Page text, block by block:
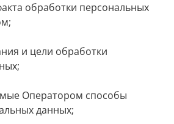
обработки персональных
и цели обработки
Оператором способы
данных;